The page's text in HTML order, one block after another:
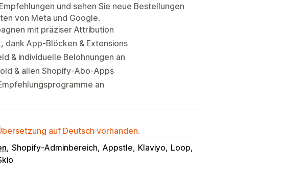
und sehen Sie neue Bestellungen
von Meta und Google.
mit präziser Attribution
App-Blöcken & Extensions
& individuelle Belohnungen an
& allen Shopify-Abo-Apps
an
auf Deutsch vorhanden.
Shopify-Adminbereich Appstle Klaviyo Loop